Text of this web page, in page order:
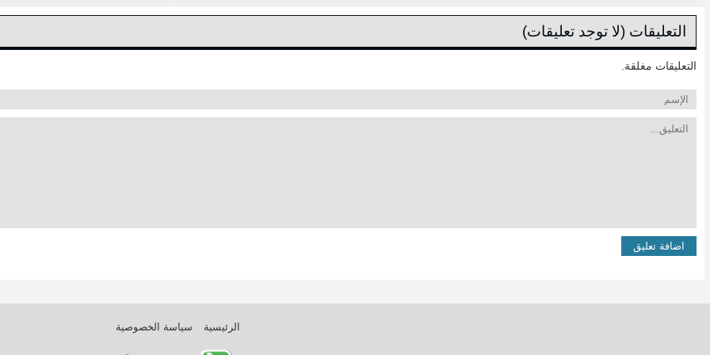
التعليقات (لا توجد تعليقات)
التعليقات مغلقة.
الرئيسية سياسة الخصوصية